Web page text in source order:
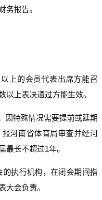
务报告。
上的会员代表出席方能召
以上表决通过方能生效。
因特殊情况需要提前或延期
河南省体育局审查并经河
最长不超过1年。
执行机构，在闭会期间指
大会负责。